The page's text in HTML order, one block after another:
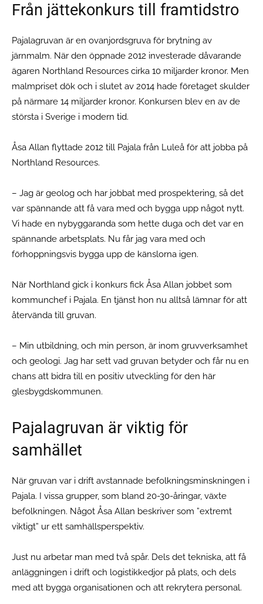
Från jättekonkurs till framtidstro
Pajalagruvan är en ovanjordsgruva för brytning av
järnmalm. När den öppnade 2012 investerade dåvarande
ägaren Northland Resources cirka 10 miljarder kronor. Men
malmpriset dök och i slutet av 2014 hade företaget skulder
på närmare 14 miljarder kronor. Konkursen blev en av de
största i Sverige i modern tid.
Åsa Allan flyttade 2012 till Pajala från Luleå för att jobba på
Northland Resources.
– Jag är geolog och har jobbat med prospektering, så det
var spännande att få vara med och bygga upp något nytt.
Vi hade en nybyggaranda som hette duga och det var en
spännande arbetsplats. Nu får jag vara med och
förhoppningsvis bygga upp de känslorna igen.
När Northland gick i konkurs fick Åsa Allan jobbet som
kommunchef i Pajala. En tjänst hon nu alltså lämnar för att
återvända till gruvan.
– Min utbildning, och min person, är inom gruvverksamhet
och geologi. Jag har sett vad gruvan betyder och får nu en
chans att bidra till en positiv utveckling för den här
glesbygdskommunen.
Pajalagruvan är viktig för
samhället
När gruvan var i drift avstannade befolkningsminskningen i
Pajala. I vissa grupper, som bland 20-30-åringar, växte
befolkningen. Något Åsa Allan beskriver som ”extremt
viktigt” ur ett samhällsperspektiv.
Just nu arbetar man med två spår. Dels det tekniska, att få
anläggningen i drift och logistikkedjor på plats, och dels
med att bygga organisationen och att rekrytera personal.